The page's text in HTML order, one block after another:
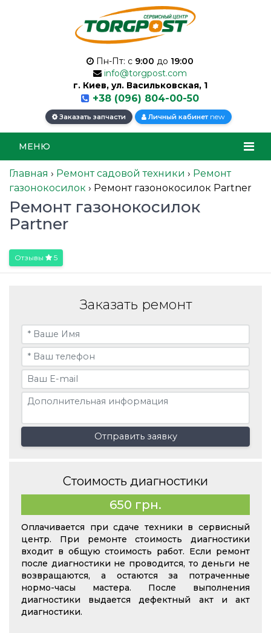
Пн-Пт: с 9:00 до 19:00
info@torgpost.com
г. Киев, ул. Васильковская, 1
+38 (096) 804-00-50
Заказать запчасти Личный кабинет new
МЕНЮ
Главная › Ремонт садовой техники › Ремонт
газонокосилок › Ремонт газонокосилок Partner
Ремонт газонокосилок
Partner
Отзывы 5
Заказать ремонт
Отправить заявку
Стоимость диагностики
650 грн.
Оплачивается при сдаче техники в сервисный
центр. При ремонте стоимость диагностики
входит в общую стоимость работ. Если ремонт
после диагностики не проводится, то деньги не
возвращаются, а остаются за потраченные
нормо-часы мастера. После выполнения
диагностики выдается дефектный акт и акт
диагностики.